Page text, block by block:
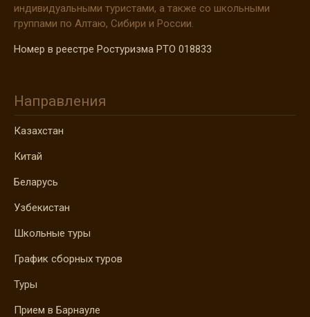
индивидуальными туристами, а также со школьными
группами по Алтаю, Сибири и России.
Номер в реестре Ростуризма РТО 018833
Направления
Казахстан
Китай
Беларусь
Узбекистан
Школьные туры
График сборных туров
Туры
Прием в Барнауле